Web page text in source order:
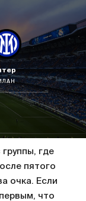
где
пятого
очка. Если
что